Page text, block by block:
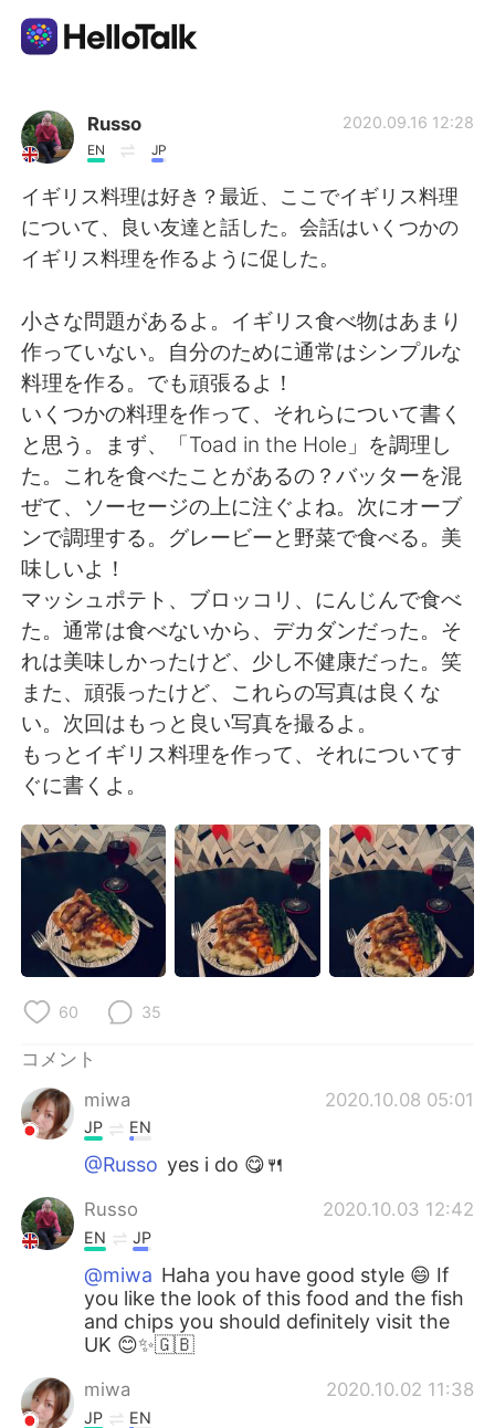
語学交換アプリ
AI Grammar Checker
日本語
English 简体中文
繁體中文 Español
العربية Français
Deutsch 한국어
Русский
Indonesia Italiano
Türkçe Tiếng Việt
Português
Russo
EN JP
2020.09.16 12:28
イギリス料理は好き？最近、ここでイギリス料理
について、良い友達と話した。会話はいくつかの
イギリス料理を作るように促した。
小さな問題があるよ。イギリス食べ物はあまり
作っていない。自分のために通常はシンプルな
料理を作る。でも頑張るよ！
いくつかの料理を作って、それらについて書く
と思う。まず、「Toad in the Hole」を調理し
た。これを食べたことがあるの？バッターを混
ぜて、ソーセージの上に注ぐよね。次にオーブ
ンで調理する。グレービーと野菜で食べる。美
味しいよ！
マッシュポテト、ブロッコリ、にんじんで食べ
た。通常は食べないから、デカダンだった。そ
れは美味しかったけど、少し不健康だった。笑
また、頑張ったけど、これらの写真は良くな
い。次回はもっと良い写真を撮るよ。
もっとイギリス料理を作って、それについてす
ぐに書くよ。
60 35
コメント
miwa
2020.10.08 05:01
JP EN
@Russo yes i do 😋🍴
Russo 2020.10.03 12:42
EN JP
@miwa Haha you have good style 😄 If
you like the look of this food and the fish
and chips you should definitely visit the
UK 😊✨🇬🇧
miwa 2020.10.02 11:38
JP EN